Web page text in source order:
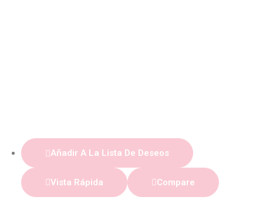
Añadir A La Lista De Deseos
Vista Rápida Compare